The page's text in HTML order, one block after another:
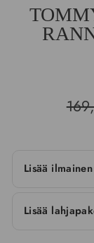
Hinta
Lisää
Lisää